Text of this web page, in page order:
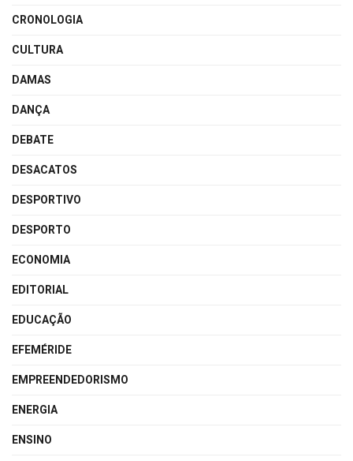
CRONOLOGIA
CULTURA
DAMAS
DANÇA
DEBATE
DESACATOS
DESPORTIVO
DESPORTO
ECONOMIA
EDITORIAL
EDUCAÇÃO
EFEMÉRIDE
EMPREENDEDORISMO
ENERGIA
ENSINO